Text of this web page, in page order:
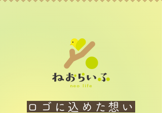
ロゴ に 込めた 想い